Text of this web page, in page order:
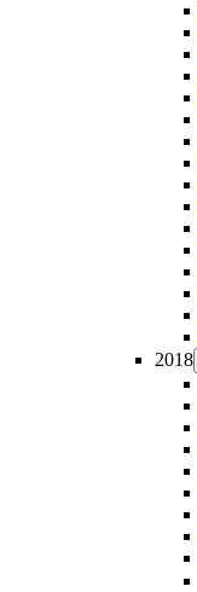
2018